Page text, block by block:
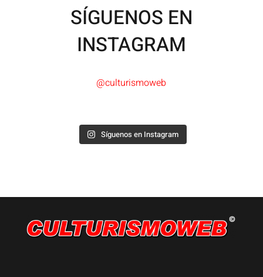
SÍGUENOS EN
INSTAGRAM
@culturismoweb
Síguenos en Instagram